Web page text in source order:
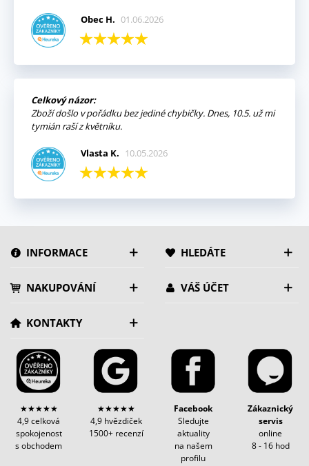
Obec H. 01.06.2026
Celkový názor:
Zboží došlo v pořádku bez jediné chybičky. Dnes, 10.5. už mi
tymián raší z květníku.
Vlasta K. 10.05.2026
INFORMACE HLEDÁTE
NAKUPOVÁNÍ VÁŠ ÚČET
KONTAKTY
★★★★★
4,9 celková
spokojenost
s obchodem
★★★★★
4,9 hvězdiček
1500+ recenzí
Facebook
Sledujte
aktuality
na našem
profilu
Zákaznický
servis
online
8 - 16 hod